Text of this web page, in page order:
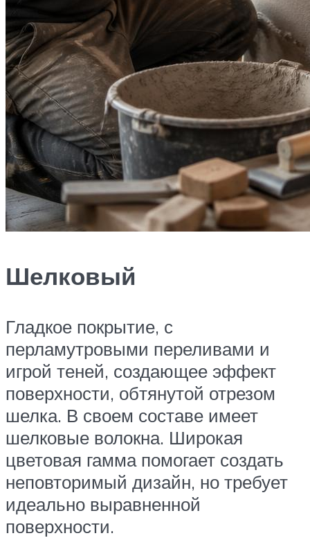
Шелковый
Гладкое покрытие, с
перламутровыми переливами и
игрой теней, создающее эффект
поверхности, обтянутой отрезом
шелка. В своем составе имеет
шелковые волокна. Широкая
цветовая гамма помогает создать
неповторимый дизайн, но требует
идеально выравненной
поверхности.